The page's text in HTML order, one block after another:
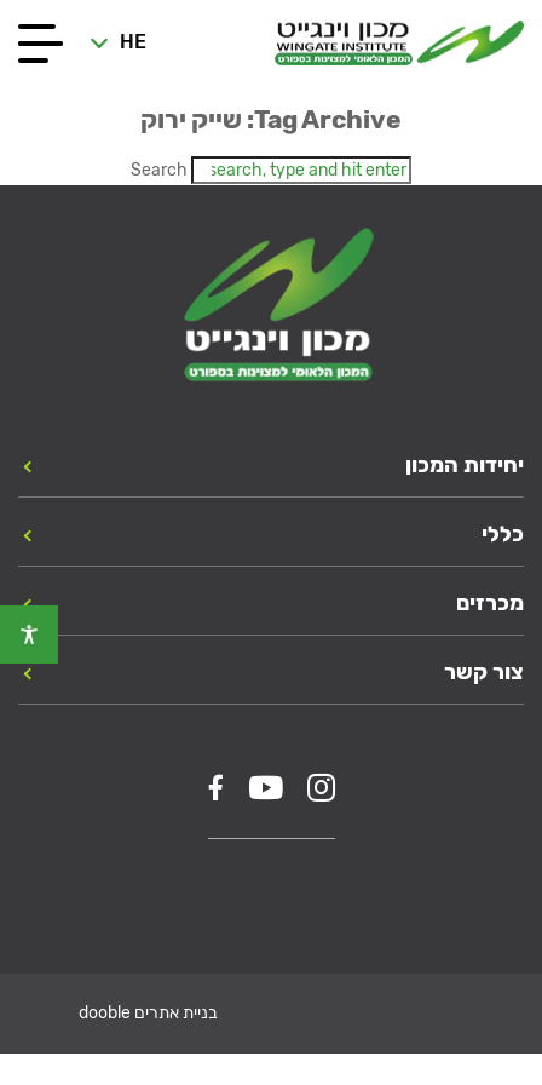
HE
Tag Archive: שייק ירוק
Search
יחידות המכון
כללי
מכרזים
צור קשר
בניית אתרים dooble